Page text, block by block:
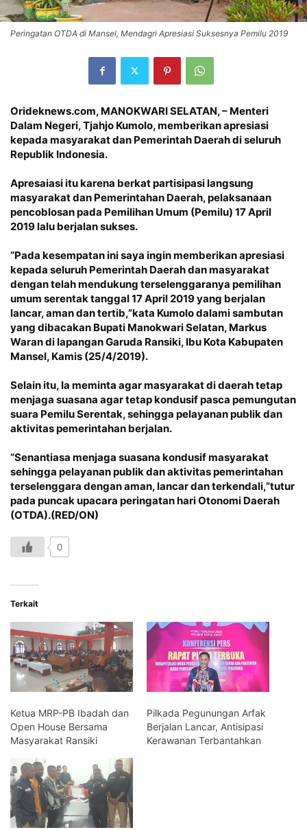
Peringatan OTDA di Mansel, Mendagri Apresiasi Suksesnya Pemilu 2019
Orideknews.com, MANOKWARI SELATAN, – Menteri
Dalam Negeri, Tjahjo Kumolo, memberikan apresiasi
kepada masyarakat dan Pemerintah Daerah di seluruh
Republik Indonesia.
Apresaiasi itu karena berkat partisipasi langsung
masyarakat dan Pemerintahan Daerah, pelaksanaan
pencoblosan pada Pemilihan Umum (Pemilu) 17 April
2019 lalu berjalan sukses.
“Pada kesempatan ini saya ingin memberikan apresiasi
kepada seluruh Pemerintah Daerah dan masyarakat
dengan telah mendukung terselenggaranya pemilihan
umum serentak tanggal 17 April 2019 yang berjalan
lancar, aman dan tertib,”kata Kumolo dalami sambutan
yang dibacakan Bupati Manokwari Selatan, Markus
Waran di lapangan Garuda Ransiki, Ibu Kota Kabupaten
Mansel, Kamis (25/4/2019).
Selain itu, Ia meminta agar masyarakat di daerah tetap
menjaga suasana agar tetap kondusif pasca pemungutan
suara Pemilu Serentak, sehingga pelayanan publik dan
aktivitas pemerintahan berjalan.
“Senantiasa menjaga suasana kondusif masyarakat
sehingga pelayanan publik dan aktivitas pemerintahan
terselenggara dengan aman, lancar dan terkendali,”tutur
pada puncak upacara peringatan hari Otonomi Daerah
(OTDA).(RED/ON)
0
Terkait
Ketua MRP-PB Ibadah dan
Open House Bersama
Masyarakat Ransiki
Pilkada Pegunungan Arfak
Berjalan Lancar, Antisipasi
Kerawanan Terbantahkan